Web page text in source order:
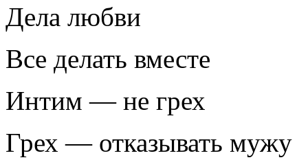
Дела любви
Все делать вместе
Интим — не грех
Грех — отказывать мужу